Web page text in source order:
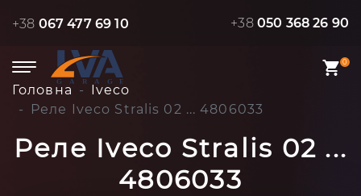
+38 067 477 69 10 +38 050 368 26 90
0
Головна
Iveco
Реле Iveco Stralis 02 ... 4806033
Реле Iveco Stralis 02 ...
4806033